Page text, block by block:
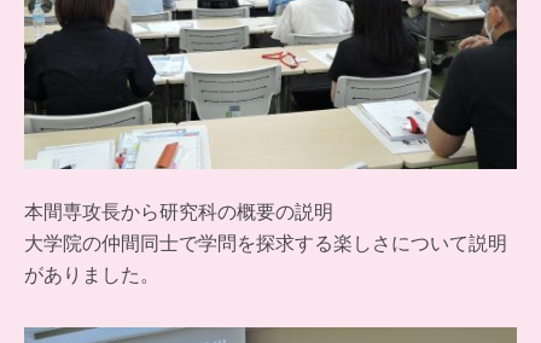
本間専攻長から研究科の概要の説明
大学院の仲間同士で学問を探求する楽しさについて説明
がありました。